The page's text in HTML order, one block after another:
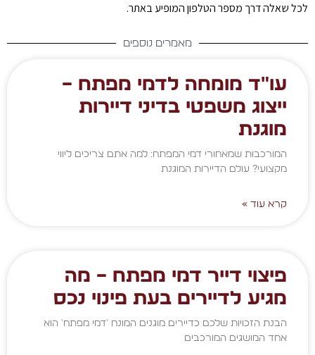
לכל שאלה דרך מספר הטלפון המופיע באתר.
מאמרים נוספים
עו"ד מומחה לדמי מפתח –
ייצוג משפטי בדיני דיירות
מוגנת
המורכבות שמאחורי דמי המפתח: למה אתם צריכים ליווי
מקצועי? עולם הדיירות המוגנת
קרא עוד »
פיצוי דייר דמי מפתח – מה
מגיע לדיירים בעת פינוי נכס
הבנת הזכויות שלכם כדיירים מוגנים המונח 'דמי מפתח' הוא
אחד המושגים המורכבים